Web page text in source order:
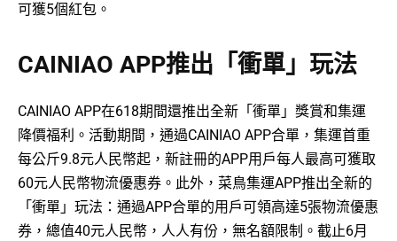
可獲5個紅包。
CAINIAO APP推出「衝單」玩法
CAINIAO APP在618期間還推出全新「衝單」獎賞和集運
降價福利。活動期間，通過CAINIAO APP合單，集運首重
每公斤9.8元人民幣起，新註冊的APP用戶每人最高可獲取
60元人民幣物流優惠券。此外，菜鳥集運APP推出全新的
「衝單」玩法：通過APP合單的用戶可領高達5張物流優惠
券，總值40元人民幣，人人有份，無名額限制。截止6月